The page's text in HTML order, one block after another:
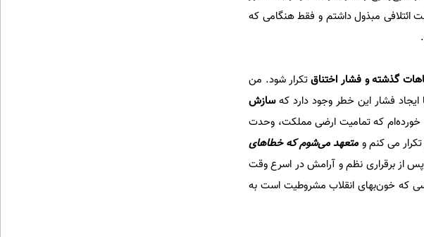
ائتلافی مبذول داشتم و فقط هنگامی که
گذشته و فشار اختناقتکرار شود. من
فشار این خطر وجود دارد کهسازش
خورده‌ام که تمامیت ارضی مملکت، وحدت
می کنم ومتعهد می‌شوم که خطاهای
از برقراری نظم و آرامش در اسرع وقت
که خون‌بهای انقلاب مشروطیت است به